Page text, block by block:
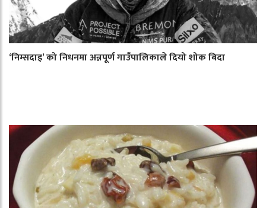
‘निम्सदाइ’ को निधनमा अन्नपूर्ण गाउँपालिकाले दियो शोक बिदा